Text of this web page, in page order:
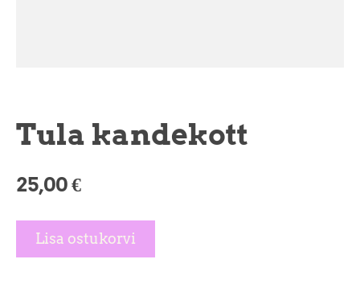
Tula kandekott
25,00 €
Lisa ostukorvi